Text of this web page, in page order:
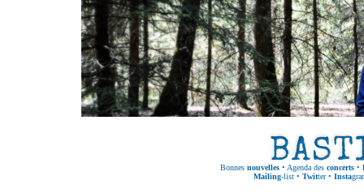
Bonnes nouvelles • Agenda des concerts •
Mailing-list• Twitter• Insta